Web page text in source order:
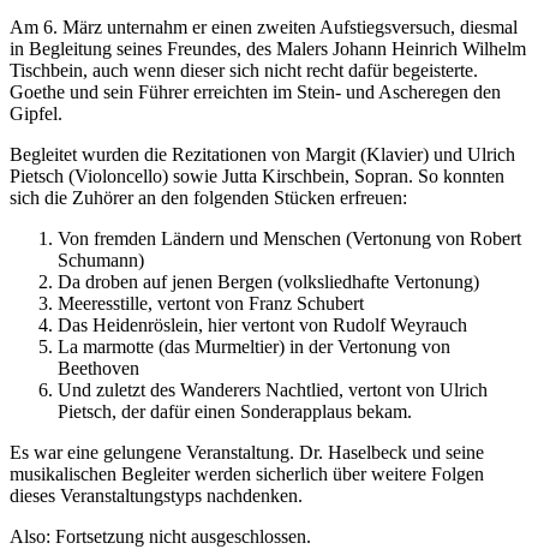
Am 6. März unternahm er einen zweiten Aufstiegsversuch, diesmal
in Begleitung seines Freundes, des Malers Johann Heinrich Wilhelm
Tischbein, auch wenn dieser sich nicht recht dafür begeisterte.
Goethe und sein Führer erreichten im Stein- und Ascheregen den
Gipfel.
Begleitet wurden die Rezitationen von Margit (Klavier) und Ulrich
Pietsch (Violoncello) sowie Jutta Kirschbein, Sopran. So konnten
sich die Zuhörer an den folgenden Stücken erfreuen:
Von fremden Ländern und Menschen (Vertonung von Robert
Schumann)
Da droben auf jenen Bergen (volksliedhafte Vertonung)
Meeresstille, vertont von Franz Schubert
Das Heidenröslein, hier vertont von Rudolf Weyrauch
La marmotte (das Murmeltier) in der Vertonung von
Beethoven
Und zuletzt des Wanderers Nachtlied, vertont von Ulrich
Pietsch, der dafür einen Sonderapplaus bekam.
Es war eine gelungene Veranstaltung. Dr. Haselbeck und seine
musikalischen Begleiter werden sicherlich über weitere Folgen
dieses Veranstaltungstyps nachdenken.
Also: Fortsetzung nicht ausgeschlossen.